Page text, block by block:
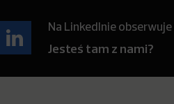
Na LinkedInie
Jesteś tam z nami?